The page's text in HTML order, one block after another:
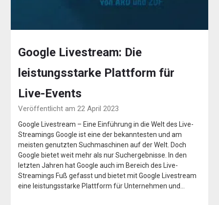
Google Livestream: Die
leistungsstarke Plattform für
Live-Events
Veröffentlicht am 22 April 2023
Google Livestream – Eine Einführung in die Welt des Live-
Streamings Google ist eine der bekanntesten und am
meisten genutzten Suchmaschinen auf der Welt. Doch
Google bietet weit mehr als nur Suchergebnisse. In den
letzten Jahren hat Google auch im Bereich des Live-
Streamings Fuß gefasst und bietet mit Google Livestream
eine leistungsstarke Plattform für Unternehmen und…